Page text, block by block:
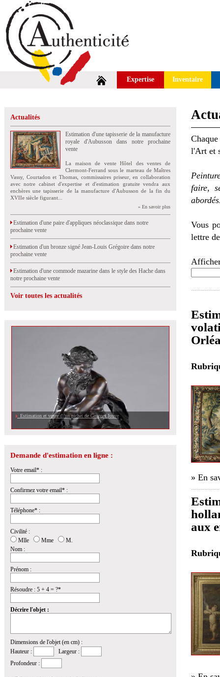
Expertise Inventaire
Actualités
Estimation d'une tapisserie de la manufacture
royale d'Aubusson dans notre prochaine
vente
La maison de vente Hôtel des ventes de
Clermont-Ferrand sous le marteau de Maîtres
Vassy, Courtadon et Thomas, commissaires priseur, en collaboration
avec notre cabinet d'expertise et d'estimation gratuite vendra aux
enchères une tapisserie de la manufacture d'Aubusson de la fin du
XVIIe siècle figurant...
» En savoir plus
Estimation d'une paire d'appliques néoclassique dans notre
prochaine vente
Estimation d'un bronze signé Jean-Louis Grégoire dans notre
prochaine vente
Estimation d'une commode mazarine dans le style des Hache dans
notre prochaine vente
Voir toutes les actualités
Estimation et vente d\'un pichet de Georges Jouve
Demande d'estimation en ligne :
Votre email* :
Confirmez votre email* :
Téléphone* :
Civilité :
Mlle
Mme
M.
Nom :
Prénom :
Résoudre : 5 + 4 = ?*
Décrire l'objet :
Dimensions de l'objet (en cm) :
Hauteur :
Largeur :
Profondeur :
l'Art et
faire,
Vous
lettre
» En
aux